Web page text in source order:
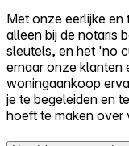
Met onze eerlijke en
alleen bij de notaris
sleutels, en het 'no
ernaar onze klanten
woningaankoop
je te begeleiden en
hoeft te maken over